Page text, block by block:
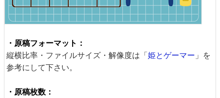
・原稿フォーマット：
縦横比率・ファイルサイズ・解像度は「姫とゲーマー 」を
参考にして下さい。
・原稿枚数：